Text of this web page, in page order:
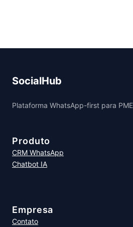
SocialHub
Plataforma WhatsApp-first para
Produto
CRM WhatsApp
Chatbot IA
Empresa
Contato